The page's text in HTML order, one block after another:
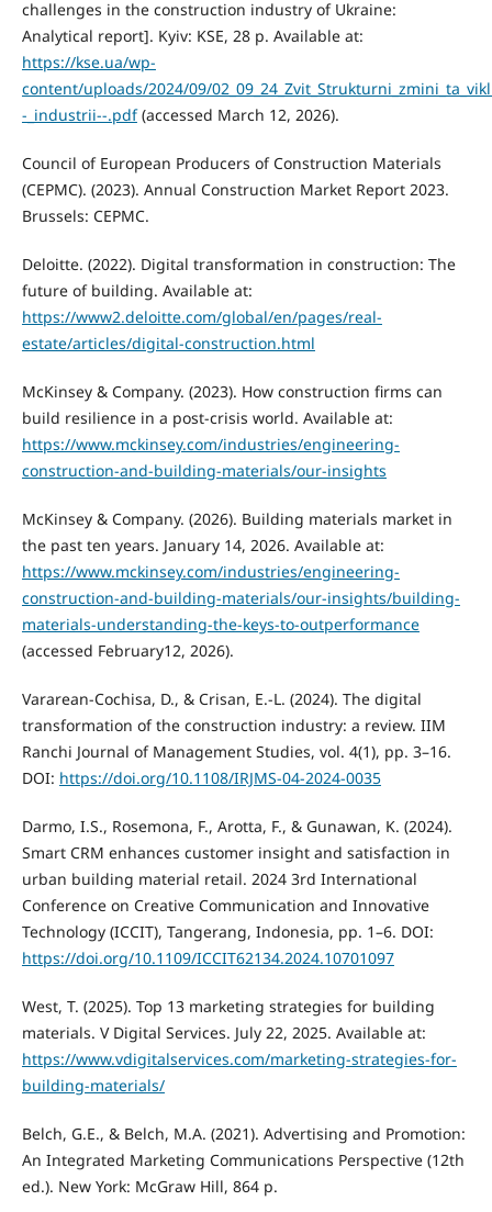
challenges in the construction industry of Ukraine:
Analytical report]. Kyiv: KSE, 28 p. Available at:
https://kse.ua/wp-
content/uploads/2024/09/
-_industrii--.pdf(accessed March 12, 2026).
Council of European Producers of Construction Materials
(CEPMC). (2023). Annual Construction Market Report 2023.
Brussels: CEPMC.
Deloitte. (2022). Digital transformation in construction: The
future of building. Available at:
https://www2.deloitte.com/global/en/pages/real-
estate/articles/digital-construction.html
McKinsey & Company. (2023). How construction firms can
build resilience in a post-crisis world. Available at:
https://www.mckinsey.com/industries/engineering-
construction-and-building-materials/our-insights
McKinsey & Company. (2026). Building materials market in
the past ten years. January 14, 2026. Available at:
https://www.mckinsey.com/industries/engineering-
construction-and-building-materials/our-insights/building-
materials-understanding-the-keys-to-outperformance
(accessed February12, 2026).
Vararean-Cochisa, D., & Crisan, E.-L. (2024). The digital
transformation of the construction industry: a review. IIM
Ranchi Journal of Management Studies, vol. 4(1), pp. 3–16.
DOI: https://doi.org/10.1108/IRJMS-04-2024-0035
Darmo, I.S., Rosemona, F., Arotta, F., & Gunawan, K. (2024).
Smart CRM enhances customer insight and satisfaction in
urban building material retail. 2024 3rd International
Conference on Creative Communication and Innovative
Technology (ICCIT), Tangerang, Indonesia, pp. 1–6. DOI:
https://doi.org/10.1109/ICCIT62134.2024.10701097
West, T. (2025). Top 13 marketing strategies for building
materials. V Digital Services. July 22, 2025. Available at:
https://www.vdigitalservices.com/marketing-strategies-for-
building-materials/
Belch, G.E., & Belch, M.A. (2021). Advertising and Promotion:
An Integrated Marketing Communications Perspective (12th
ed.). New York: McGraw Hill, 864 p.